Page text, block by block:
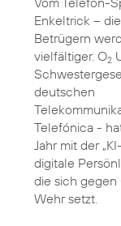
Enkeltrick –
Betrügern
vielfältiger. O2
deutschen
Telefónica -
Jahr mit der
digitale
die sich
Wehr setzt.